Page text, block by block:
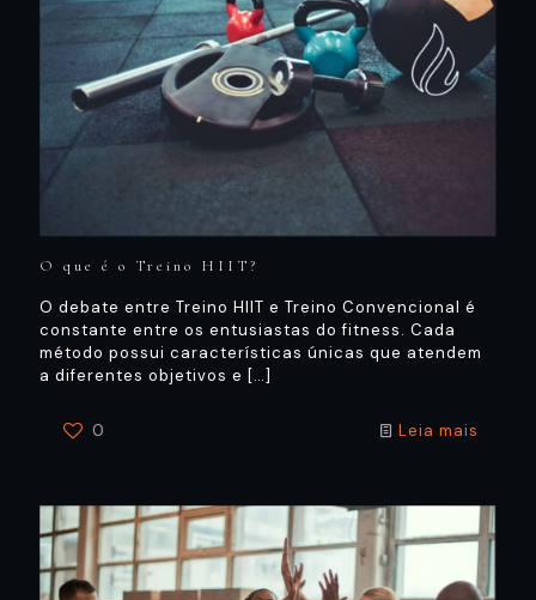
O que é o Treino HIIT?
O debate entre Treino HIIT e Treino Convencional é
constante entre os entusiastas do fitness. Cada
método possui características únicas que atendem
a diferentes objetivos e […]
0 Leia mais